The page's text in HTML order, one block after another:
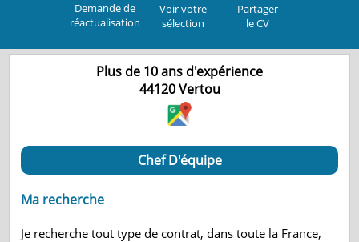
Demande de
réactualisation
Voir votre
sélection
Partager
le CV
Plus de 10 ans d'expérience
44120Vertou
Chef D'équipe
Ma recherche
Je recherche tout type de contrat, dans toute la France,